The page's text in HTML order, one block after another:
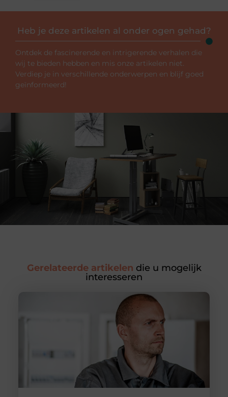
Heb je deze artikelen al onder ogen gehad?
Ontdek de fascinerende en intrigerende verhalen die
wij te bieden hebben en mis onze artikelen niet.
Verdiep je in verschillende onderwerpen en blijf goed
geïnformeerd!
Gerelateerde artikelen die u mogelijk
interesseren